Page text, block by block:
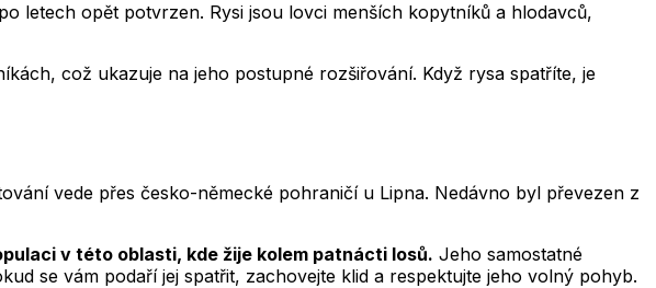
letech opět potvrzen. Rysi jsou lovci menších kopytníků a hlodavců,
což ukazuje na jeho postupné rozšiřování. Když rysa spatříte, je
vede přes česko-německé pohraničí u Lipna. Nedávno byl převezen z
v této oblasti, kde žije kolem patnácti losů. Jeho samostatné
se vám podaří jej spatřit, zachovejte klid a respektujte jeho volný pohyb.